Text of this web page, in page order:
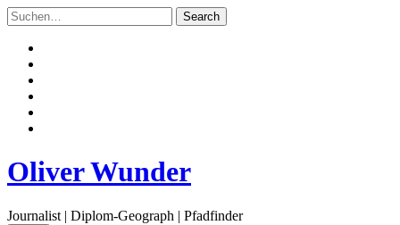
Zum
Inhalt
springen
Oliver Wunder
Journalist | Diplom-Geograph | Pfadfinder